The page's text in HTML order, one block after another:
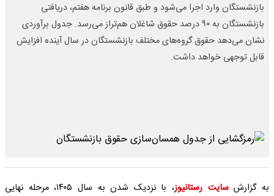
بازنشستگان وارد اجرا می‌شود و طبق قانون برنامه هفتم، دریافتی
بازنشستگان به ۹۰ درصد حقوق شاغلان هم‌تراز می‌رسد. جدول برآوردی
نشان می‌دهد حقوق گروه‌های مختلف بازنشستگان در سال آینده افزایش
قابل توجهی خواهد داشت.
به گزارشسایت رستانیوز
، با نزدیک شدن به سال ۱۴۰۵، مرحله نهایی